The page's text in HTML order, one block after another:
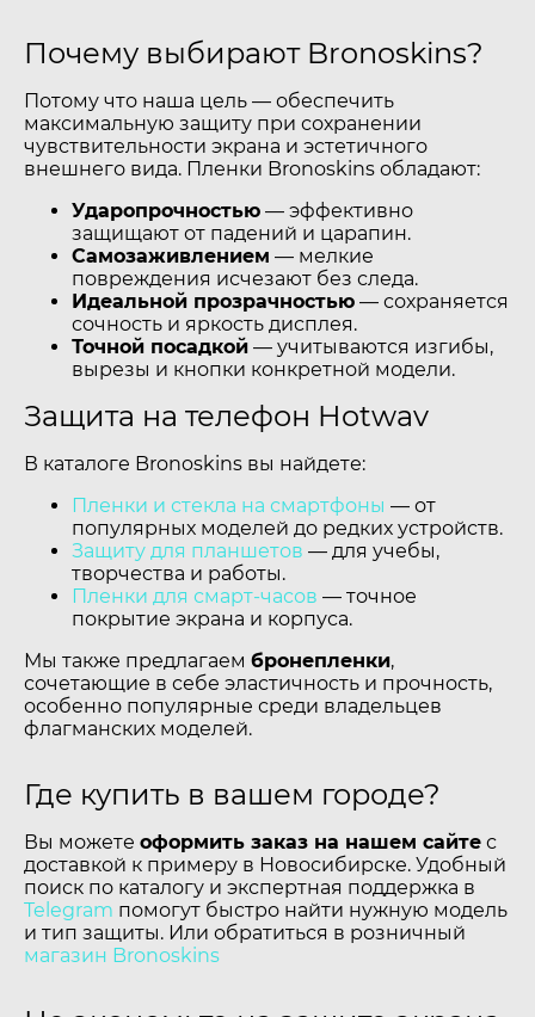
Почему выбирают Bronoskins?
Потому что наша цель — обеспечить
максимальную защиту при сохранении
чувствительности экрана и эстетичного
внешнего вида. Пленки Bronoskins обладают:
Ударопрочностью — эффективно
защищают от падений и царапин.
Самозаживлением — мелкие
повреждения исчезают без следа.
Идеальной прозрачностью — сохраняется
сочность и яркость дисплея.
Точной посадкой — учитываются изгибы,
вырезы и кнопки конкретной модели.
Защита на телефон Hotwav
В каталоге Bronoskins вы найдете:
Пленки и стекла на смартфоны — от
популярных моделей до редких устройств.
Защиту для планшетов — для учебы,
творчества и работы.
Пленки для смарт-часов — точное
покрытие экрана и корпуса.
Мы также предлагаем бронепленки,
сочетающие в себе эластичность и прочность,
особенно популярные среди владельцев
флагманских моделей.
Где купить в вашем городе?
Вы можете оформить заказ на нашем сайте с
доставкой к примеру в Новосибирске. Удобный
поиск по каталогу и экспертная поддержка в
Telegram помогут быстро найти нужную модель
и тип защиты. Или обратиться в розничный
магазин Bronoskins